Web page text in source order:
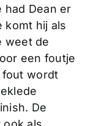
had Dean er
komt hij als
weet de
een foutje
fout wordt
De